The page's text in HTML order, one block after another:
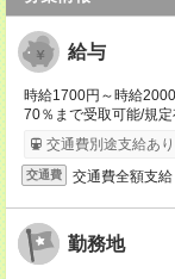
給与
時給1700円～時給
70％まで受取可能/規
交通費別途支給あり
交通費 交通費全額支給
勤務地